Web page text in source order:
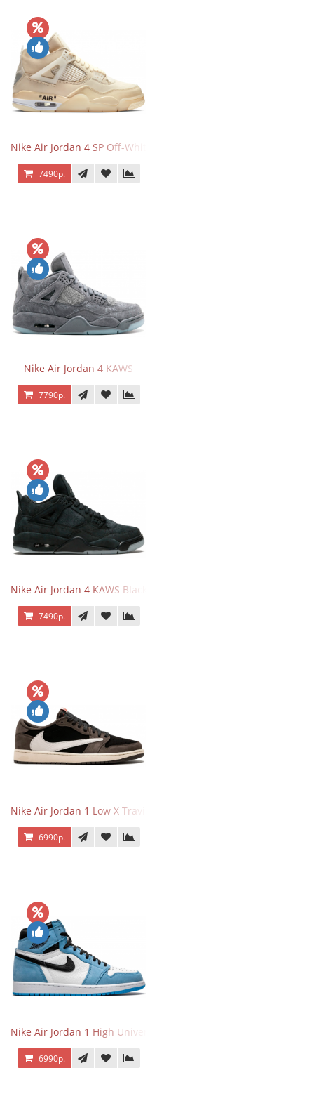
Nike Air Jordan 4 SP Off-White Sail
7490р.
Nike Air Jordan 4 KAWS
7790р.
Nike Air Jordan 4 KAWS Black
7490р.
Nike Air Jordan 1 Low X Travis Scott
6990р.
Nike Air Jordan 1 High University Blue
6990р.